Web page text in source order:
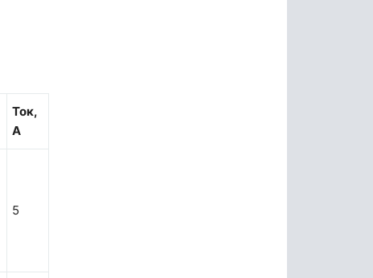
Ток,
А
5